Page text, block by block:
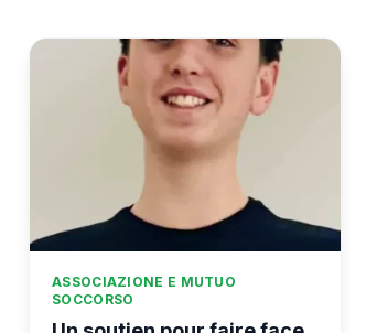
ASSOCIAZIONE E MUTUO
SOCCORSO